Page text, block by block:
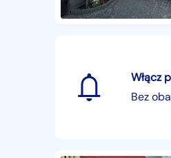
Włącz
Bez